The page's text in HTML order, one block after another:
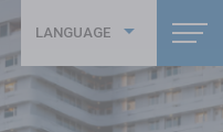
LANGUAGE
繁體中文